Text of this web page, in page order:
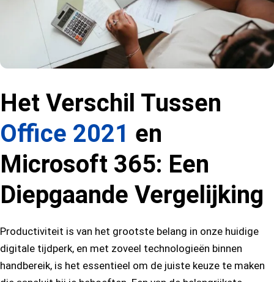
Het Verschil Tussen
Office 2021 en
Microsoft 365: Een
Diepgaande Vergelijking
Productiviteit is van het grootste belang in onze huidige
digitale tijdperk, en met zoveel technologieën binnen
handbereik, is het essentieel om de juiste keuze te maken